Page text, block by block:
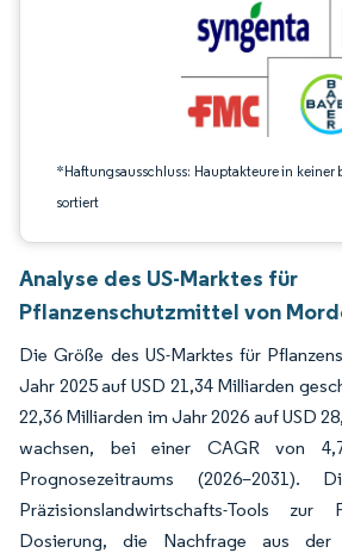
*Haftungsausschluss: Hauptakteure in keiner
sortiert
Analyse des US-Marktes für
Pflanzenschutzmittel von
Die Größe des US-Marktes für
Jahr 2025 auf USD 21,34 Milliarden
22,36 Milliarden im Jahr 2026 auf USD
wachsen, bei einer CAGR von
Prognosezeitraums (2026–2031).
Präzisionslandwirtschafts-Tools zur
Dosierung, die Nachfrage aus der